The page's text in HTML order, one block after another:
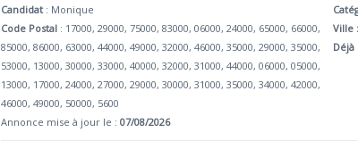
Candidat : Monique
Code Postal : 17000, 29000, 75000, 83000, 06000, 24000, 65000, 66000,
85000, 86000, 63000, 44000, 49000, 32000, 46000, 35000, 29000, 35000,
53000, 13000, 30000, 33000, 40000, 32000, 31000, 44000, 06000, 05000,
13000, 17000, 24000, 27000, 29000, 30000, 31000, 35000, 34000, 42000,
46000, 49000, 50000, 5600
Annonce mise à jour le :07/08/2026
Ville :
Déjà